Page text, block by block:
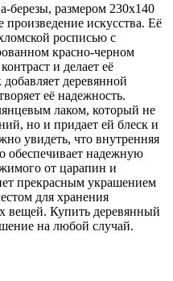
березы, размером 230х140
произведение искусства. Её
росписью с
красно-черном
и делает её
деревянной
её надежность.
лаком, который не
но и придает ей блеск и
увидеть, что внутренняя
обеспечивает надежную
от царапин и
прекрасным украшением
для хранения
вещей. Купить деревянный
на любой случай.